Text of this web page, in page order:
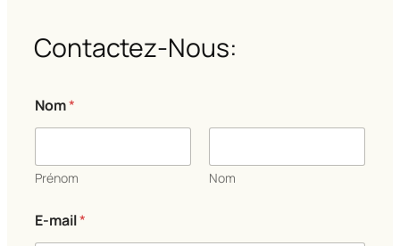
Contactez-Nous:
Nom*
Prénom Nom
E-mail*